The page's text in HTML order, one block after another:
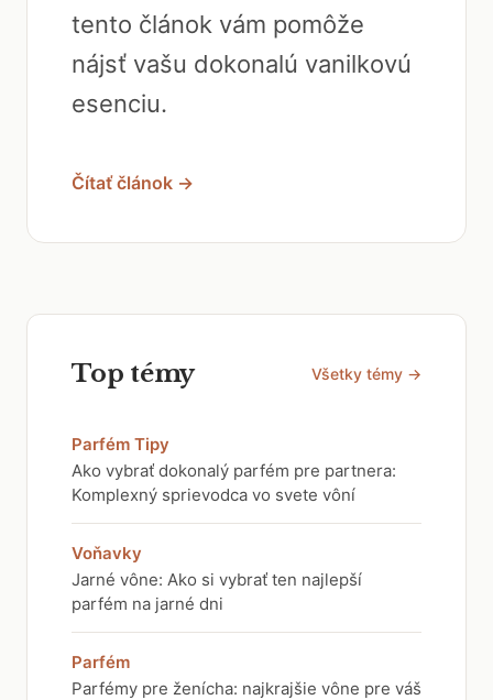
tento článok vám pomôže
nájsť vašu dokonalú vanilkovú
esenciu.
Čítať článok →
Top témy Všetky témy →
Parfém Tipy
Ako vybrať dokonalý parfém pre partnera:
Komplexný sprievodca vo svete vôní
Voňavky
Jarné vône: Ako si vybrať ten najlepší
parfém na jarné dni
Parfém
Parfémy pre ženícha: najkrajšie vône pre váš